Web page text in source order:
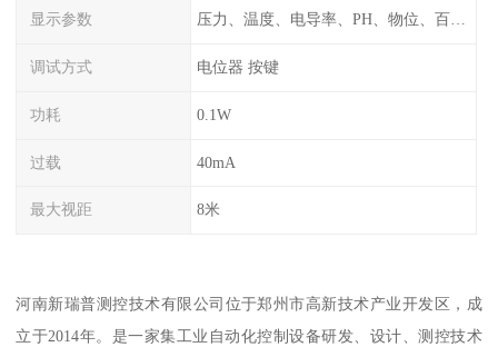
显示参数 压力、温度、电导率、PH、物位、百分比率
调试方式 电位器 按键
功耗 0.1W
过载 40mA
最大视距 8米
河南新瑞普测控技术有限公司位于郑州市高新技术产业开发区，成
立于2014年。是一家集工业自动化控制设备研发、设计、测控技术